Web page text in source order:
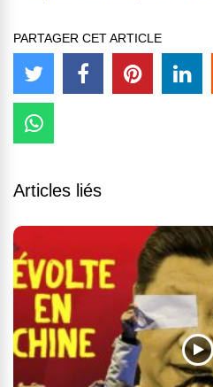
PARTAGER CET ARTICLE
Articles liés